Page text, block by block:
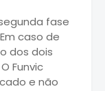
fase
caso de
dos dois
Funvic
e não